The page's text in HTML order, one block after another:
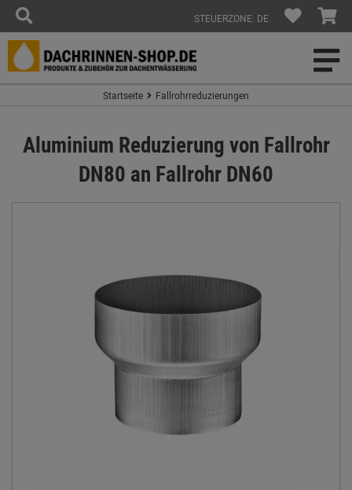
STEUERZONE: DE
Startseite Fallrohrreduzierungen
Aluminium Reduzierung von Fallrohr
DN80 an Fallrohr DN60